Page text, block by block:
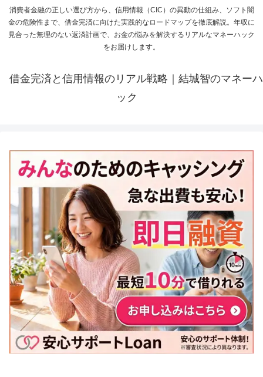
消費者金融の正しい選び方から、信用情報（CIC）の異動の仕組み、ソフト闇
金の危険性まで、借金完済に向けた実践的なロードマップを徹底解説。年収に
見合った無理のない返済計画で、お金の悩みを解決するリアルなマネーハック
をお届けします。
借金完済と信用情報のリアル戦略｜結城智のマネーハ
ック